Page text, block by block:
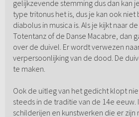
gelijkzevende stemming dus dan kan
type tritonus het is, dus je kan ook
diabolus in musica is. Als je kijkt naar
Totentanz of de Danse Macabre, dan
over de duivel. Er wordt verwezen
verpersoonlijking van de dood. De
te maken.
Ook de uitleg van het gedicht klopt
steeds in de traditie van de 14e eeuw.
schilderijen en kunstwerken die er zijn